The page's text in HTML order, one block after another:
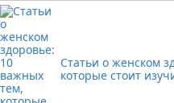
Статьи о женском
которые стоит